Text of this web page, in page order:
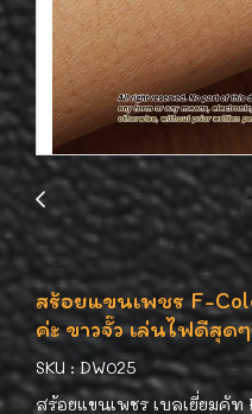
สร้อยแขนเพชร F-
ค่ะ ขาวจั๊ว เล่นไฟดีสุด
SKU : DW025
สร้อยแขนเพชร เบลเยี่ยมคัท